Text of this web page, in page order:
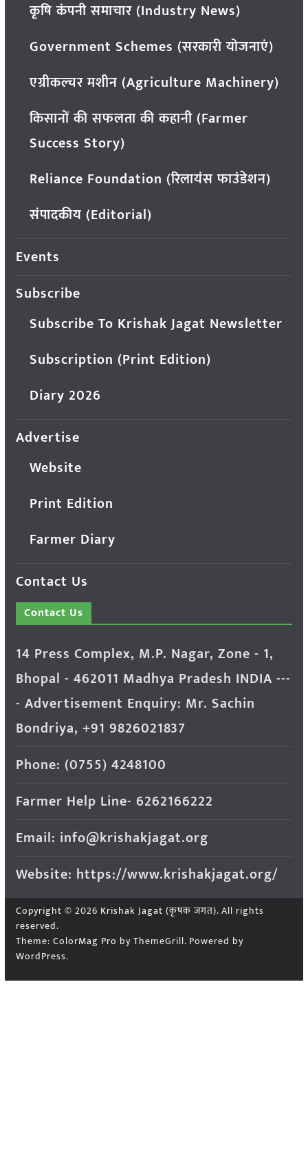
कृषि कंपनी समाचार (Industry News)
Government Schemes (सरकारी योजनाएं)
एग्रीकल्चर मशीन (Agriculture Machinery)
किसानों की सफलता की कहानी (Farmer
Success Story)
Reliance Foundation (रिलायंस फाउंडेशन)
संपादकीय (Editorial)
Events
Subscribe
Subscribe To Krishak Jagat Newsletter
Subscription (Print Edition)
Diary 2026
Advertise
Website
Print Edition
Farmer Diary
Contact Us
Contact Us
14 Press Complex, M.P. Nagar, Zone - 1,
Bhopal - 462011 Madhya Pradesh INDIA ---
- Advertisement Enquiry: Mr. Sachin
Bondriya, +91 9826021837
Phone: (0755) 4248100
Farmer Help Line- 6262166222
Email: info@krishakjagat.org
Website: https://www.krishakjagat.org/
Copyright © 2026 Krishak Jagat (कृषक जगत). All rights
reserved.
Theme: ColorMag Pro by ThemeGrill. Powered by
WordPress.